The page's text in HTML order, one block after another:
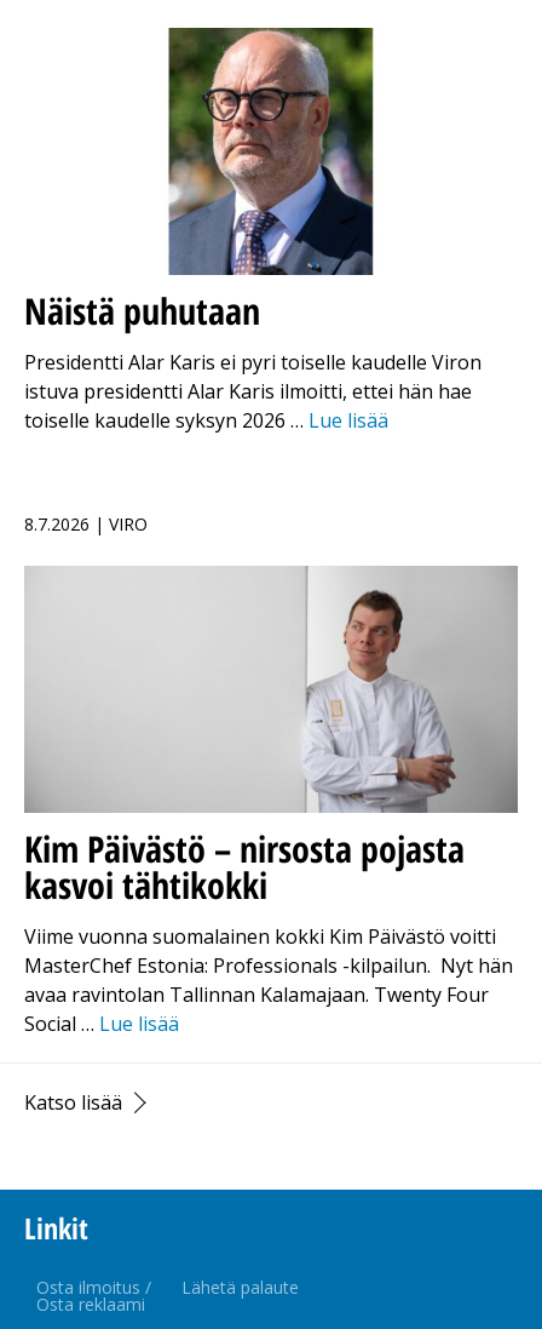
Näistä puhutaan
Presidentti Alar Karis ei pyri toiselle kaudelle Viron
istuva presidentti Alar Karis ilmoitti, ettei hän hae
toiselle kaudelle syksyn 2026 … Lue lisää
8.7.2026 | VIRO
Kim Päivästö – nirsosta pojasta
kasvoi tähtikokki
Viime vuonna suomalainen kokki Kim Päivästö voitti
MasterChef Estonia: Professionals -kilpailun. Nyt hän
avaa ravintolan Tallinnan Kalamajaan. Twenty Four
Social … Lue lisää
Katso lisää
Linkit
Osta ilmoitus /
Osta reklaami
Lähetä palaute